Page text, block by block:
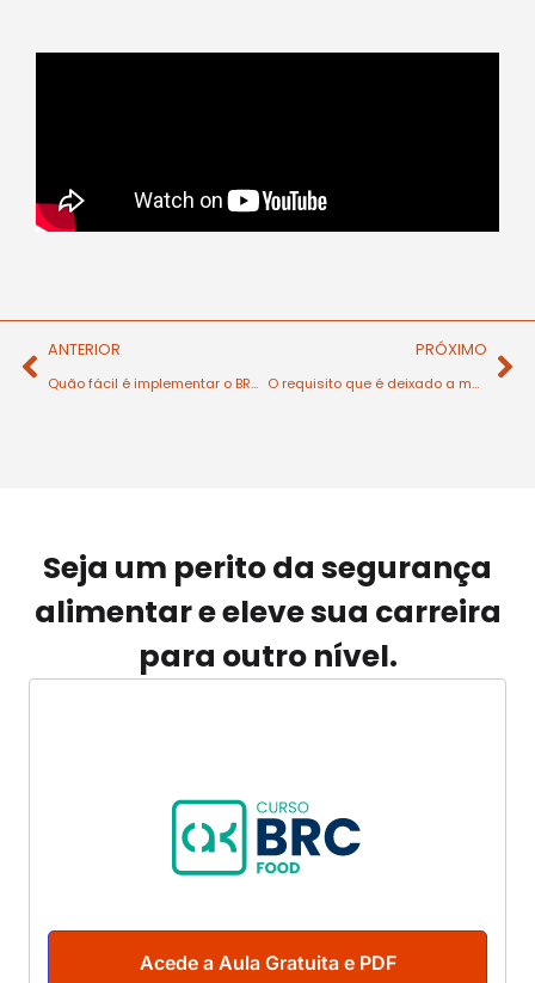
ANTERIOR
Quão fácil é implementar o BRC Food?
PRÓXIMO
O requisito que é deixado a meio
Seja um perito da segurança
alimentar e eleve sua carreira
para outro nível.
Acede a Aula Gratuita e PDF